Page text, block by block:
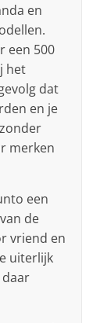
en
een 500
het
dat
en je
merken
een
de
vriend en
uiterlijk